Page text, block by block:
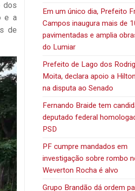
dos
e a
de
Em um único dia, Prefeito
Campos inaugura mais de
pavimentadas e amplia
do Lumiar
Prefeito de Lago dos
Moita, declara apoio a
na disputa ao Senado
Fernando Braide tem
deputado federal
PSD
PF cumpre mandados em
investigação sobre rombo
Weverton Rocha é alvo
Grupo Brandão dá ordem